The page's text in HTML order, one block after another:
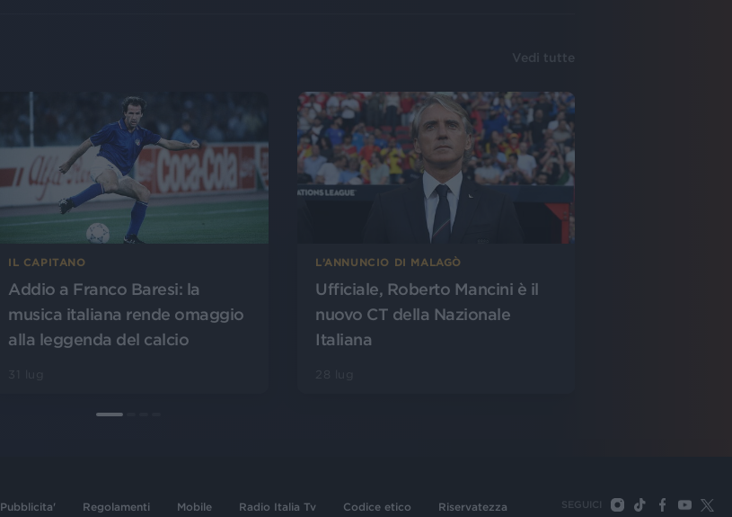
Vedi tutte
IL CAPITANO
Addio a Franco Baresi: la
musica italiana rende omaggio
alla leggenda del calcio
L’ANNUNCIO DI MALAGÒ
Ufficiale, Roberto Mancini è il
nuovo CT della Nazionale
Italiana
Pubblicita' Regolamenti Mobile Radio Italia Tv Codice etico Riservatezza SEGUICI